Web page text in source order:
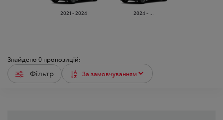
2021 - 2024 2024 - ...
Знайдено 0 пропозицій:
Фільтр